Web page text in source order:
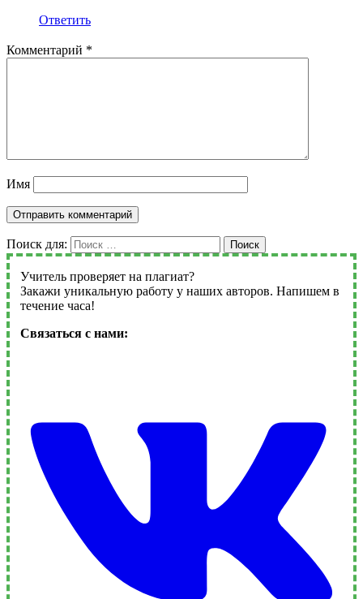
Ответить
Комментарий *
Имя
Поиск для: Поиск
Учитель проверяет на плагиат?
Закажи уникальную работу у наших авторов. Напишем в
течение часа!
Связаться с нами: